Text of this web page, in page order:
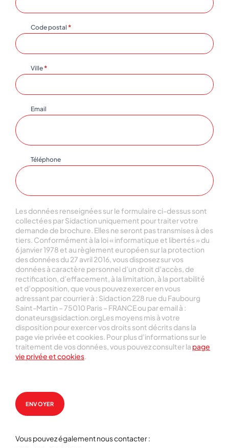
Code postal *
Ville*
Email
Téléphone
Les données renseignées sur le formulaire ci-dessus sont
collectées par Sidaction uniquement pour traiter votre
demande de brochure. Elles ne seront pas transmises à des
tiers. Conformément à la loi « informatique et libertés » du
6 janvier 1978 et au règlement européen sur la protection
des données du 27 avril 2016, vous disposez sur vos
données à caractère personnel d’un droit d’accès, de
rectification, d’effacement, à la limitation, à la portabilité
et d’opposition, que vous pouvez exercer en vous
adressant par courrier à : Sidaction 228 rue du Faubourg
Saint-Martin – 75010 Paris – FRANCE ou par email à :
donateurs@sidaction.orgLes moyens mis à votre
disposition pour exercer vos droits sont décrits dans la
page vie privée et cookies. Pour plus d’informations sur le
traitement de vos données, vous pouvez consulter la page
vie privée et cookies.
ENVOYER
Vous pouvez également nous contacter :